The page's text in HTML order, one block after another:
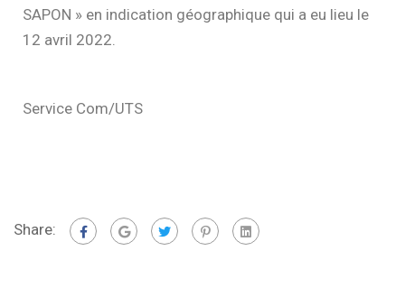
SAPON » en indication géographique qui a eu lieu le
12 avril 2022.
Service Com/UTS
Share: